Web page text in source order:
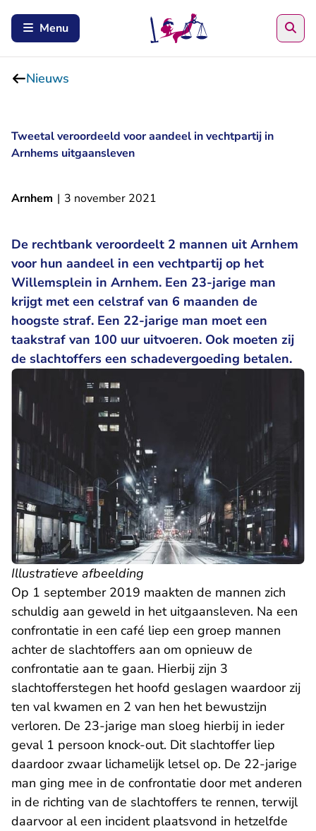
Menu
Nieuws
Tweetal veroordeeld voor aandeel in vechtpartij in
Arnhems uitgaansleven
Arnhem | 3 november 2021
De rechtbank veroordeelt 2 mannen uit Arnhem
voor hun aandeel in een vechtpartij op het
Willemsplein in Arnhem. Een 23-jarige man
krijgt met een celstraf van 6 maanden de
hoogste straf. Een 22-jarige man moet een
taakstraf van 100 uur uitvoeren. Ook moeten zij
de slachtoffers een schadevergoeding betalen.
Illustratieve afbeelding
Op 1 september 2019 maakten de mannen zich
schuldig aan geweld in het uitgaansleven. Na een
confrontatie in een café liep een groep mannen
achter de slachtoffers aan om opnieuw de
confrontatie aan te gaan. Hierbij zijn 3
slachtofferstegen het hoofd geslagen waardoor zij
ten val kwamen en 2 van hen het bewustzijn
verloren. De 23-jarige man sloeg hierbij in ieder
geval 1 persoon knock-out. Dit slachtoffer liep
daardoor zwaar lichamelijk letsel op. De 22-jarige
man ging mee in de confrontatie door met anderen
in de richting van de slachtoffers te rennen, terwijl
daarvoor al een incident plaatsvond in hetzelfde